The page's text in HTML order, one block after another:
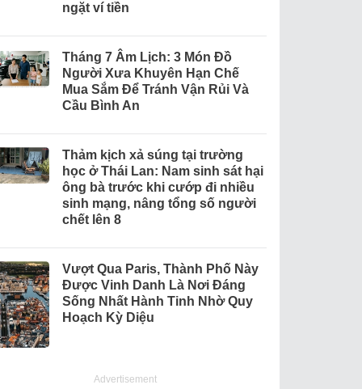
ngặt ví tiền
Tháng 7 Âm Lịch: 3 Món Đồ
Người Xưa Khuyên Hạn Chế
Mua Sắm Để Tránh Vận Rủi Và
Cầu Bình An
Thảm kịch xả súng tại trường
học ở Thái Lan: Nam sinh sát hại
ông bà trước khi cướp đi nhiều
sinh mạng, nâng tổng số người
chết lên 8
Vượt Qua Paris, Thành Phố Này
Được Vinh Danh Là Nơi Đáng
Sống Nhất Hành Tinh Nhờ Quy
Hoạch Kỳ Diệu
Advertisement